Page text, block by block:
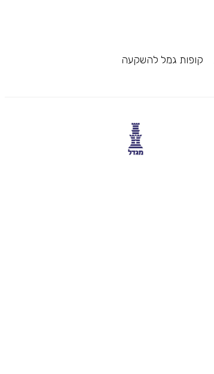
קופות גמל להשקעה